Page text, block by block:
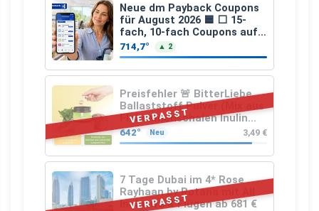
Neue dm Payback Coupons
für August 2026 🟦 ⬜ 15-
fach, 10-fach Coupons auf
den gesamten Einkauf ab 2
€
714,7° ▲ 2
VERPASST
Preisfehler 🚨 BitterLiebe
Ballaststoff Pulver (Mix aus
Flohsamenschalen Inulin
(Präbiotika) Leinsamen &
Apfelfaser)
642° Neu 3,49 €
VERPASST
7 Tage Dubai im 4* Rose
Rayhaan by Rotana mit All
Inclusive & Flügen ab 681 €